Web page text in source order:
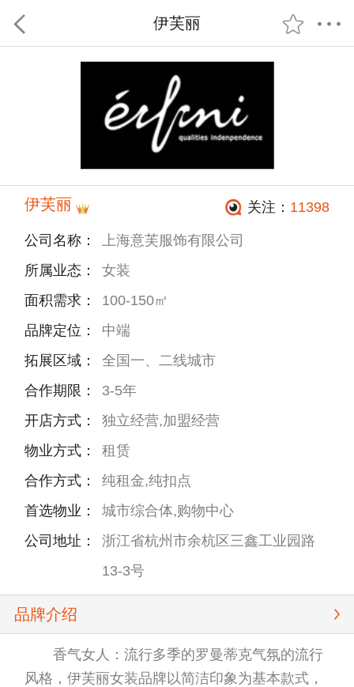
伊芙丽
伊芙丽 关注： 11398
公司名称：
上海意芙服饰有限公司
所属业态：
女装
面积需求：
100-150㎡
品牌定位：
中端
拓展区域：
全国一、二线城市
合作期限：
3-5年
开店方式：
独立经营,加盟经营
物业方式：
租赁
合作方式：
纯租金,纯扣点
首选物业：
城市综合体,购物中心
公司地址：
浙江省杭州市余杭区三鑫工业园路
13-3号
品牌介绍
香气女人：流行多季的罗曼蒂克气氛的流行
风格，伊芙丽女装品牌以简洁印象为基本款式，